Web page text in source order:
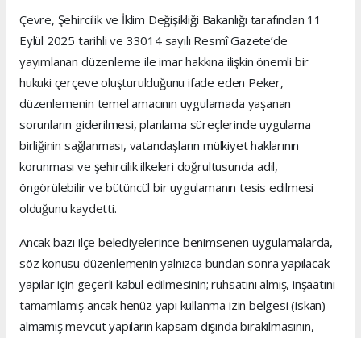
Çevre, Şehircilik ve İklim Değişikliği Bakanlığı tarafından 11
Eylül 2025 tarihli ve 33014 sayılı Resmî Gazete’de
yayımlanan düzenleme ile imar hakkına ilişkin önemli bir
hukuki çerçeve oluşturulduğunu ifade eden Peker,
düzenlemenin temel amacının uygulamada yaşanan
sorunların giderilmesi, planlama süreçlerinde uygulama
birliğinin sağlanması, vatandaşların mülkiyet haklarının
korunması ve şehircilik ilkeleri doğrultusunda adil,
öngörülebilir ve bütüncül bir uygulamanın tesis edilmesi
olduğunu kaydetti.
Ancak bazı ilçe belediyelerince benimsenen uygulamalarda,
söz konusu düzenlemenin yalnızca bundan sonra yapılacak
yapılar için geçerli kabul edilmesinin; ruhsatını almış, inşaatını
tamamlamış ancak henüz yapı kullanma izin belgesi (iskan)
almamış mevcut yapıların kapsam dışında bırakılmasının,